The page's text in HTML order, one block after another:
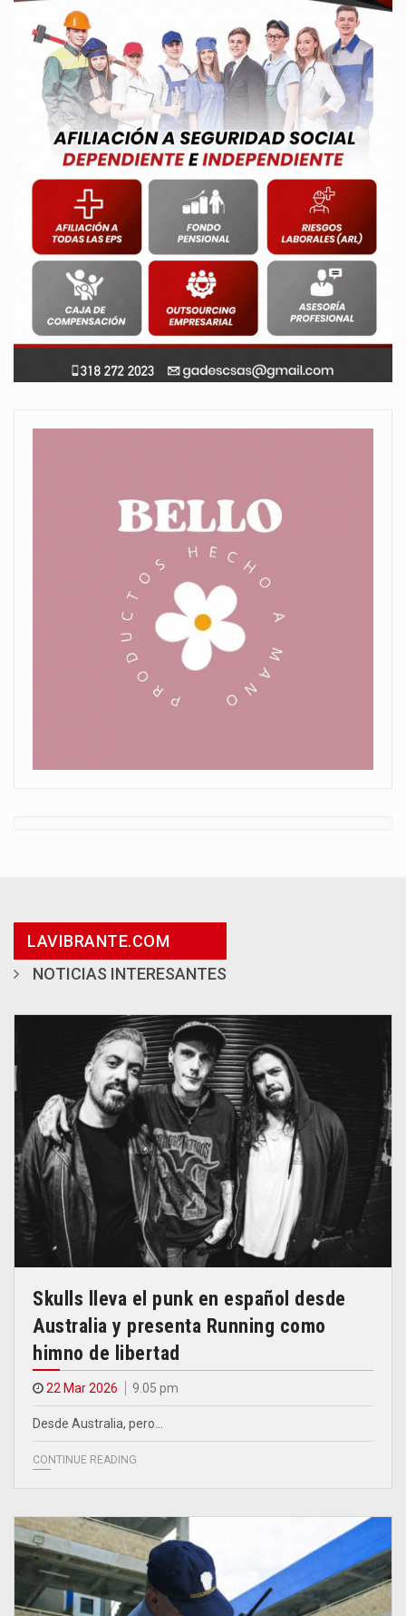
LAVIBRANTE.COM
NOTICIAS INTERESANTES
Skulls lleva el punk en español desde
Australia y presenta Running como
himno de libertad
22 Mar 2026 9.05 pm
Desde Australia, pero…
CONTINUE READING